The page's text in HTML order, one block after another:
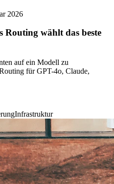
2026
wählt das beste
auf ein Modell zu
für GPT-4o, Claude,
Infrastruktur